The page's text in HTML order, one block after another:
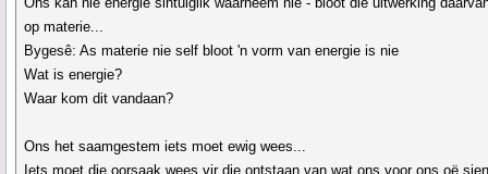
op materie...
Bygesê: As materie nie self bloot 'n vorm van energie is nie
Wat is energie?
Waar kom dit vandaan?
Ons het saamgestem iets moet ewig wees...
Iets moet die oorsaak wees vir die ontstaan van wat ons voor ons oë